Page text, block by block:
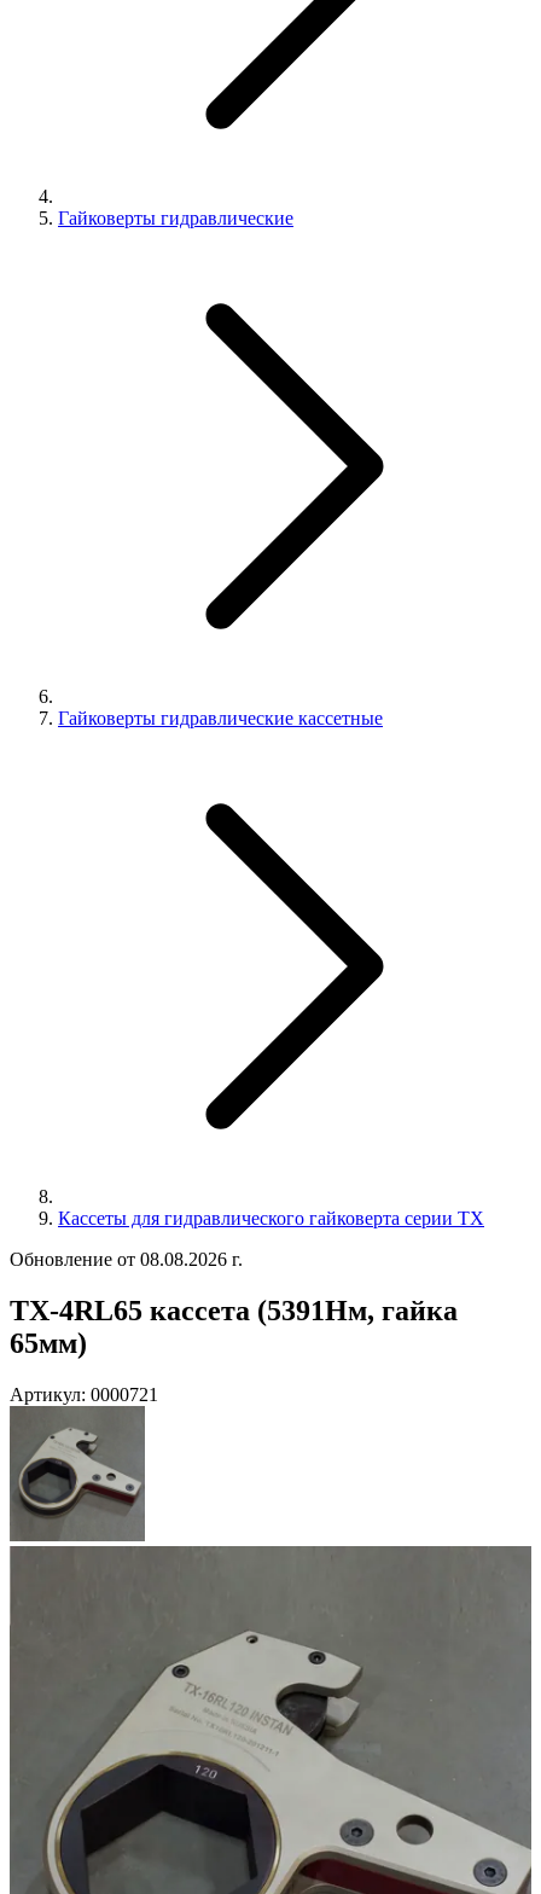
Гайковерты гидравлические
Гайковерты гидравлические кассетные
Кассеты для гидравлического гайковерта серии TX
Обновление от 08.08.2026 г.
TX-4RL65 кассета (5391Нм, гайка
65мм)
Артикул: 0000721